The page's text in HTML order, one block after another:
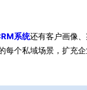
系统还有客户画像
个私域场景，扩充